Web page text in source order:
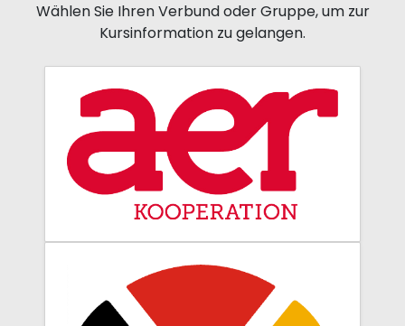
Wählen Sie Ihren Verbund oder Gruppe, um zur
Kursinformation zu gelangen.